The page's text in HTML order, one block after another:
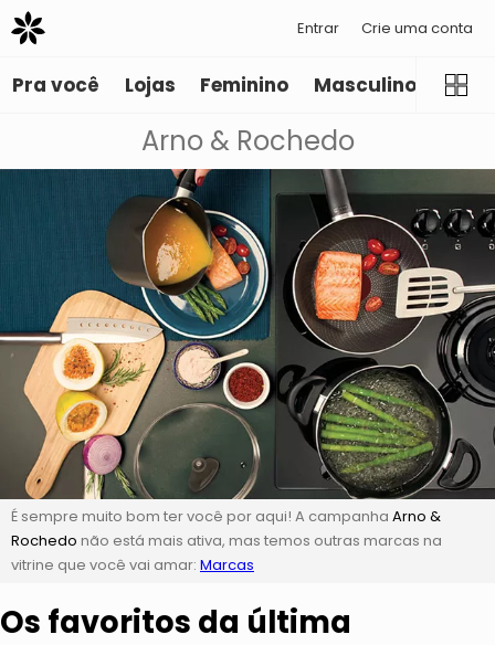
Entrar Crie uma conta
Pra você Lojas Feminino Masculino
Arno & Rochedo
É sempre muito bom ter você por aqui! A campanha Arno &
Rochedo não está mais ativa, mas temos outras marcas na
vitrine que você vai amar: Marcas
Os favoritos da última